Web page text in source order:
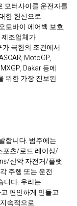
모터사이클 운전자를
한 헌신으로
토바이 에어백 보호,
조업체가
극한의 조건에서
MotoGP,
Dakar 등에
위한 가장 진보된
합니다. 범주에는
포츠/로드 레이싱/
산악 자전거/플랫
주행 또는 운전
니다. 우리는
편안하게 만들고
속적으로